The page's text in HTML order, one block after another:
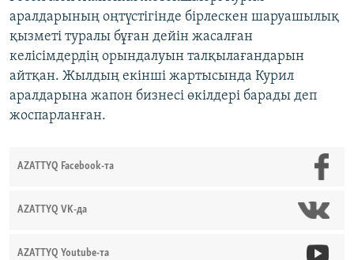
аралдарының оңтүстігінде бірлескен шаруашылық
қызметі туралы бұған дейін жасалған
келісімдердің орындалуын талқылағандарын
айтқан. Жылдың екінші жартысында Курил
аралдарына жапон бизнесі өкілдері барады деп
жоспарланған.
AZATTYQ Facebook-та
AZATTYQ VK-да
AZATTYQ Youtube-та